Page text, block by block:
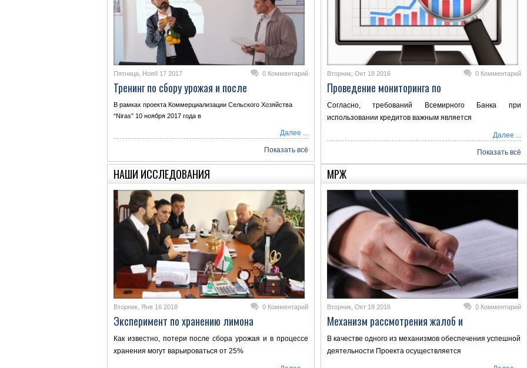
Пятница, Нояб 17 2017 0 Комментарий
Тренинг по сбору урожая и после
В рамках проекта Коммерциализации Сельского Хозяйства
“Niras” 10 ноября 2017 года в
Далее ...
Показать всё
Вторник, Окт 18 2016 0 Комментарий
Проведение мониторинга по
Согласно, требований Всемирного Банка при
использовании кредитов важным является
Далее ...
Показать всё
НАШИ ИССЛЕДОВАНИЯ
Вторник, Янв 16 2018 0 Комментарий
Эксперимент по хранению лимона
Как известно, потери после сбора урожая и в процессе
хранения могут варьироваться от 25%
МРЖ
Вторник, Окт 18 2016 0 Комментарий
Механизм рассмотрения жалоб и
В качестве одного из механизмов обеспечения успешной
деятельности Проекта осуществляется